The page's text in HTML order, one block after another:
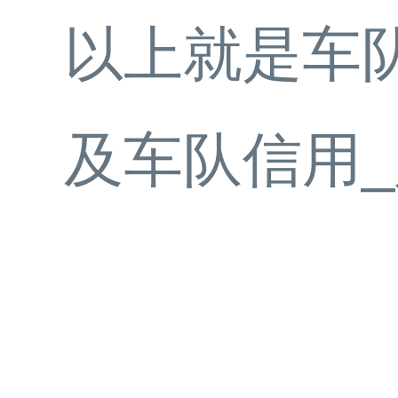
以上就是车
及车队信用